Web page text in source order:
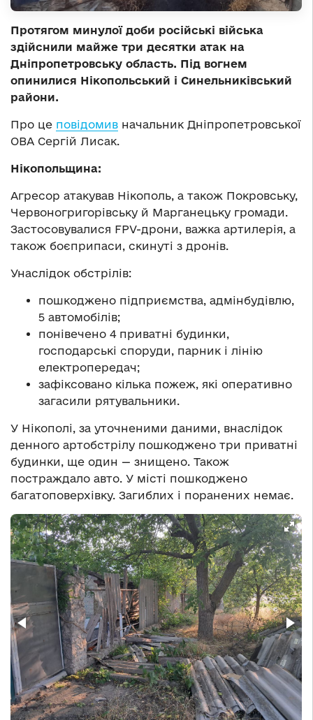
Протягом минулої доби російські війська
здійснили майже три десятки атак на
Дніпропетровську область. Під вогнем
опинилися Нікопольський і Синельниківський
райони.
Про це повідомив начальник Дніпропетровської
ОВА Сергій Лисак.
Нікопольщина:
Агресор атакував Нікополь, а також Покровську,
Червоногригорівську й Марганецьку громади.
Застосовувалися FPV-дрони, важка артилерія, а
також боєприпаси, скинуті з дронів.
Унаслідок обстрілів:
пошкоджено підприємства, адмінбудівлю,
5 автомобілів;
понівечено 4 приватні будинки,
господарські споруди, парник і лінію
електропередач;
зафіксовано кілька пожеж, які оперативно
загасили рятувальники.
У Нікополі, за уточненими даними, внаслідок
денного артобстрілу пошкоджено три приватні
будинки, ще один — знищено. Також
постраждало авто. У місті пошкоджено
багатоповерхівку. Загиблих і поранених немає.